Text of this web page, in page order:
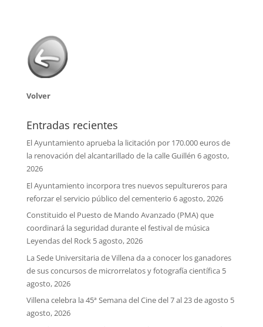
Volver
Entradas recientes
El Ayuntamiento aprueba la licitación por 170.000 euros de
la renovación del alcantarillado de la calle Guillén 6 agosto,
2026
El Ayuntamiento incorpora tres nuevos sepultureros para
reforzar el servicio público del cementerio 6 agosto, 2026
Constituido el Puesto de Mando Avanzado (PMA) que
coordinará la seguridad durante el festival de música
Leyendas del Rock 5 agosto, 2026
La Sede Universitaria de Villena da a conocer los ganadores
de sus concursos de microrrelatos y fotografía científica 5
agosto, 2026
Villena celebra la 45ª Semana del Cine del 7 al 23 de agosto 5
agosto, 2026